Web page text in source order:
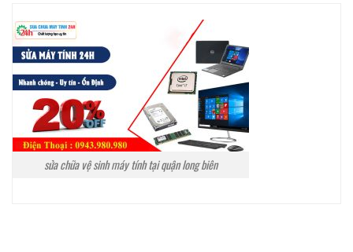
sửa chữa vệ sinh máy tính tại quận long biên